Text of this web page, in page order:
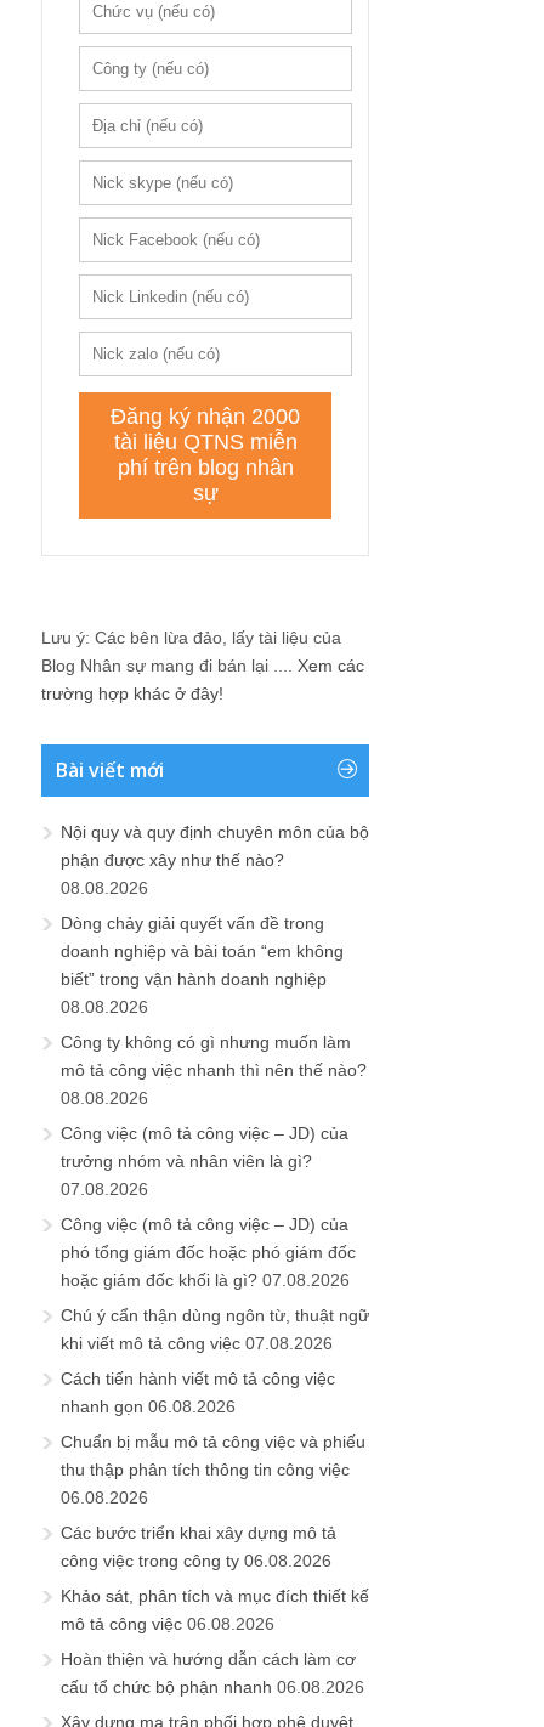
Lưu ý: Các bên lừa đảo, lấy tài liệu của
Blog Nhân sự mang đi bán lại .... Xem các
trường hợp khác ở đây!
Bài viết mới
Nội quy và quy định chuyên môn của bộ
phận được xây như thế nào?
08.08.2026
Dòng chảy giải quyết vấn đề trong
doanh nghiệp và bài toán “em không
biết” trong vận hành doanh nghiệp
08.08.2026
Công ty không có gì nhưng muốn làm
mô tả công việc nhanh thì nên thế nào?
08.08.2026
Công việc (mô tả công việc – JD) của
trưởng nhóm và nhân viên là gì?
07.08.2026
Công việc (mô tả công việc – JD) của
phó tổng giám đốc hoặc phó giám đốc
hoặc giám đốc khối là gì? 07.08.2026
Chú ý cẩn thận dùng ngôn từ, thuật ngữ
khi viết mô tả công việc 07.08.2026
Cách tiến hành viết mô tả công việc
nhanh gọn 06.08.2026
Chuẩn bị mẫu mô tả công việc và phiếu
thu thập phân tích thông tin công việc
06.08.2026
Các bước triển khai xây dựng mô tả
công việc trong công ty 06.08.2026
Khảo sát, phân tích và mục đích thiết kế
mô tả công việc 06.08.2026
Hoàn thiện và hướng dẫn cách làm cơ
cấu tổ chức bộ phận nhanh 06.08.2026
Xây dựng ma trận phối hợp phê duyệt,